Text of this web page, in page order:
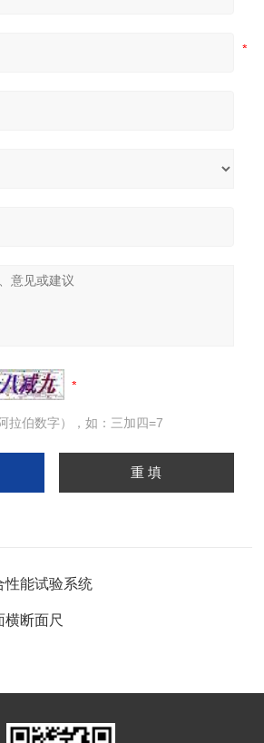
拉伯数字），如：三加四=7
性能试验系统
横断面尺